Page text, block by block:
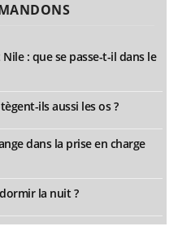
: que se passe-t-il dans le
ils aussi les os ?
dans la prise en charge
la nuit ?